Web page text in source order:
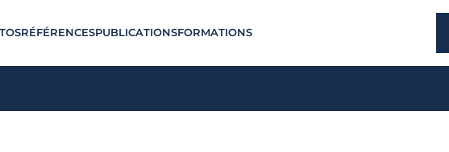
RÉFÉRENCESPUBLICATIONSFORMATIONS